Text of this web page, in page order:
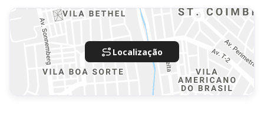
Localização